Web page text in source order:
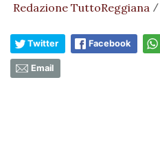
Redazione TuttoReggiana /
Twitter Facebook
Email